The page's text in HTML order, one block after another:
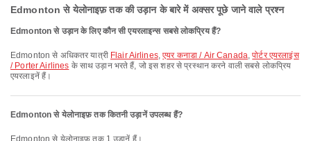
Edmonton से येलोनाइफ़ तक की उड़ान के बारे में अक्सर पूछे जाने वाले प्रश्न
Edmonton से उड़ान के लिए कौन सी एयरलाइन्स सबसे लोकप्रिय हैं?
Edmonton से अधिकतर यात्री Flair Airlines,एयर कनाडा / Air Canada,पोर्टर एयरलाइंस
/ Porter Airlines के साथ उड़ान भरते हैं, जो इस शहर से प्रस्थान करने वाली सबसे लोकप्रिय
एयरलाइनें हैं।
Edmonton से येलोनाइफ़ तक कितनी उड़ानें उपलब्ध हैं?
Edmonton से येलोनाइफ़ तक 1 उड़ानें हैं।